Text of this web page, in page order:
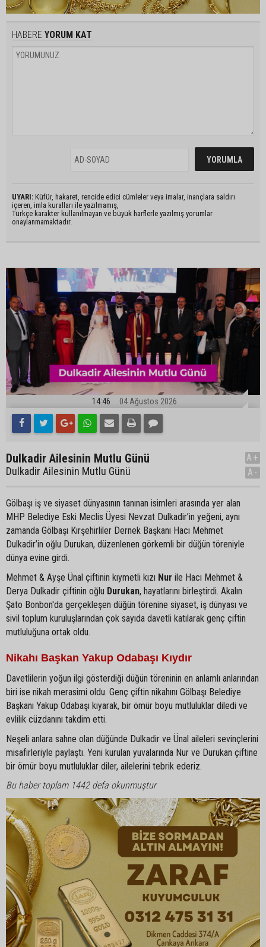
HABERE YORUM KAT
UYARI: Küfür, hakaret, rencide edici cümleler veya imalar, inançlara saldırı
içeren, imla kuralları ile yazılmamış,
Türkçe karakter kullanılmayan ve büyük harflerle yazılmış yorumlar
onaylanmamaktadır.
14:46 04 Ağustos 2026
Dulkadir Ailesinin Mutlu Günü
Dulkadir Ailesinin Mutlu Günü
A+
A-
Gölbaşı iş ve siyaset dünyasının tanınan isimleri arasında yer alan
MHP Belediye Eski Meclis Üyesi Nevzat Dulkadir’in yeğeni, aynı
zamanda Gölbaşı Kırşehirliler Dernek Başkanı Hacı Mehmet
Dulkadir’in oğlu Durukan, düzenlenen görkemli bir düğün töreniyle
dünya evine girdi.
Mehmet & Ayşe Ünal çiftinin kıymetli kızı Nur ile Hacı Mehmet &
Derya Dulkadir çiftinin oğlu Durukan, hayatlarını birleştirdi. Akalın
Şato Bonbon'da gerçekleşen düğün törenine siyaset, iş dünyası ve
sivil toplum kuruluşlarından çok sayıda davetli katılarak genç çiftin
mutluluğuna ortak oldu.
Nikahı Başkan Yakup Odabaşı Kıydır
Davetlilerin yoğun ilgi gösterdiği düğün töreninin en anlamlı anlarından
biri ise nikah merasimi oldu. Genç çiftin nikahını Gölbaşı Belediye
Başkanı Yakup Odabaşı kıyarak, bir ömür boyu mutluluklar diledi ve
evlilik cüzdanını takdim etti.
Neşeli anlara sahne olan düğünde Dulkadir ve Ünal aileleri sevinçlerini
misafirleriyle paylaştı. Yeni kurulan yuvalarında Nur ve Durukan çiftine
bir ömür boyu mutluluklar diler, ailelerini tebrik ederiz.
Bu haber toplam 1442 defa okunmuştur